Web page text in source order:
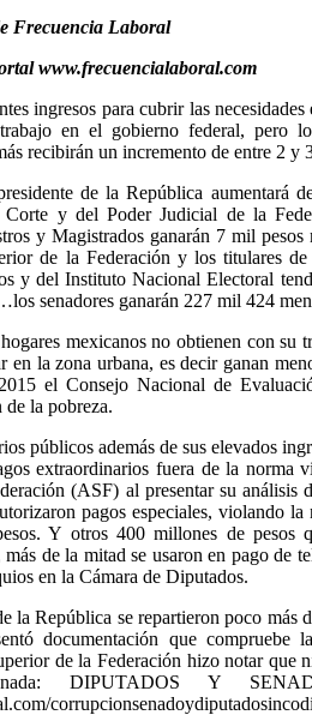
Frecuencia Laboral
www.frecuencialaboral.com
ingresos para cubrir las
en el gobierno federal, pero
recibirán un incremento de entre 2 y
de la República aumentará
Corte y del Poder Judicial de la
y Magistrados ganarán 7 mil
de la Federación y los titulares
y del Instituto Nacional Electoral
senadores ganarán 227 mil 424
mexicanos no obtienen con su
en la zona urbana, es decir ganan
el Consejo Nacional de
de la pobreza.
públicos además de sus elevados
extraordinarios fuera de la
(ASF) al presentar su análisis
pagos especiales, violando
Y otros 400 millones de pesos
de la mitad se usaron en pago de
en la Cámara de Diputados.
la República se repartieron poco más
documentación que compruebe
de la Federación hizo notar que
DIPUTADOS Y